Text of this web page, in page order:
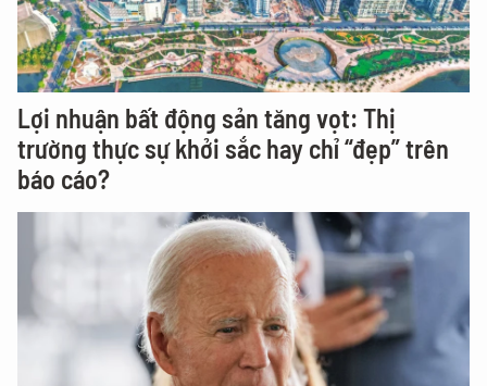
Lợi nhuận bất động sản tăng vọt: Thị
trường thực sự khởi sắc hay chỉ “đẹp” trên
báo cáo?